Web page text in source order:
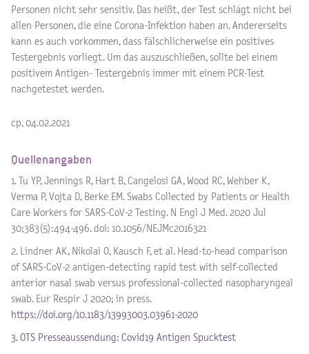
Personen nicht sehr sensitiv. Das heißt, der Test schlägt nicht bei
allen Personen, die eine Corona-Infektion haben an. Andererseits
kann es auch vorkommen, dass fälschlicherweise ein positives
Testergebnis vorliegt. Um das auszuschließen, sollte bei einem
positivem Antigen- Testergebnis immer mit einem PCR-Test
nachgetestet werden.
cp, 04.02.2021
Quellenangaben
1. Tu YP, Jennings R, Hart B, Cangelosi GA, Wood RC, Wehber K,
Verma P, Vojta D, Berke EM. Swabs Collected by Patients or Health
Care Workers for SARS-CoV-2 Testing. N Engl J Med. 2020 Jul
30;383(5):494-496. doi: 10.1056/NEJMc2016321
2. Lindner AK, Nikolai O, Kausch F, et al. Head-to-head comparison
of SARS-CoV-2 antigen-detecting rapid test with self-collected
anterior nasal swab versus professional-collected nasopharyngeal
swab. Eur Respir J 2020; in press.
https://doi.org/10.1183/13993003.03961-2020
3. OTS Presseaussendung: Covid19 Antigen Spucktest